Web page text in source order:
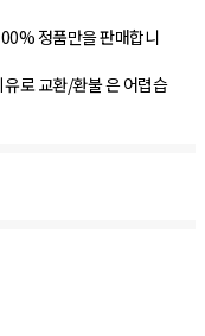
정품만을 판매합니
로 교환/환불 은 어렵습